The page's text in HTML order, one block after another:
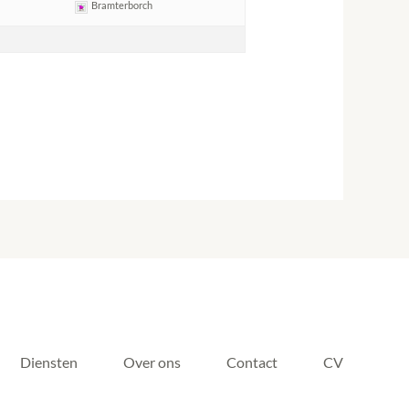
Bramterborch
Diensten Over ons Contact CV